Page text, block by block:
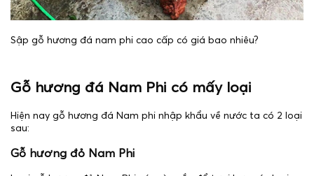
Sập gỗ hương đá nam phi cao cấp có giá bao nhiêu?
Gỗ hương đá Nam Phi có mấy loại
Hiện nay gỗ hương đá Nam phi nhập khẩu về nước ta có 2 loại
sau:
Gỗ hương đỏ Nam Phi